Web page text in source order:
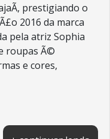
prestigiando o
2016 da marca
pela atriz Sophia
roupas Ã©
e cores,